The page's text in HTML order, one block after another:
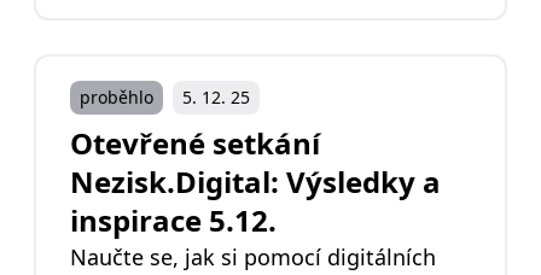
proběhlo 5. 12. 25
Otevřené setkání
Nezisk.Digital: Výsledky a
inspirace 5.12.
Naučte se, jak si pomocí digitálních